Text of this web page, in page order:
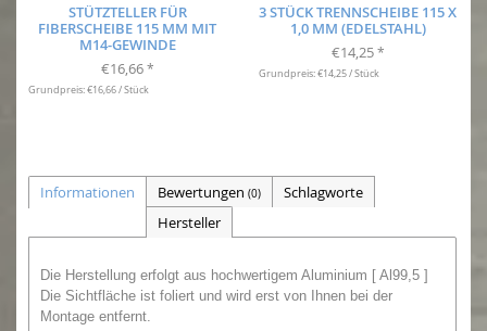
STÜTZTELLER FÜR
FIBERSCHEIBE 115 MM MIT
M14-GEWINDE
€16,66 *
Grundpreis: €16,66 / Stück
3 STÜCK TRENNSCHEIBE 115 X
1,0 MM (EDELSTAHL)
€14,25 *
Grundpreis: €14,25 / Stück
Informationen Bewertungen (0)
Schlagworte
Hersteller
Die Herstellung erfolgt aus hochwertigem Aluminium [ Al99,5 ]
Die Sichtfläche ist foliert und wird erst von Ihnen bei der
Montage entfernt.